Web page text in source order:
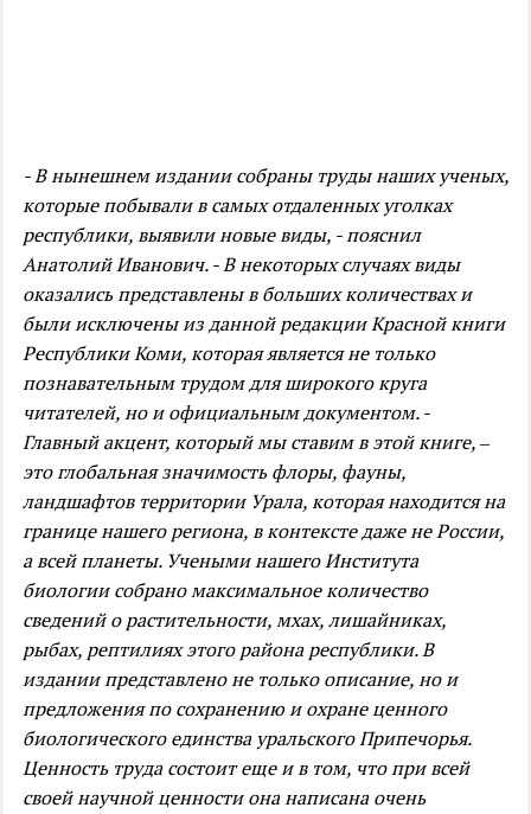
- В нынешнем издании собраны труды наших ученых,
которые побывали в самых отдаленных уголках
республики, выявили новые виды, - пояснил
Анатолий Иванович. - В некоторых случаях виды
оказались представлены в больших количествах и
были исключены из данной редакции Красной книги
Республики Коми, которая является не только
познавательным трудом для широкого круга
читателей, но и официальным документом.-
Главный акцент, который мы ставим в этой книге, –
это глобальная значимость флоры, фауны,
ландшафтов территории Урала, которая находится на
границе нашего региона, в контексте даже не России,
а всей планеты. Учеными нашего Института
биологии собрано максимальное количество
сведений о растительности, мхах, лишайниках,
рыбах, рептилиях этого района республики. В
издании представлено не только описание, но и
предложения по сохранению и охране ценного
биологического единства уральского Припечорья.
Ценность труда состоит еще и в том, что при всей
своей научной ценности она написана очень